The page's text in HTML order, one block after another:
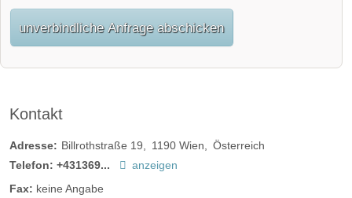
unverbindliche Anfrage abschicken
Kontakt
Adresse: Billrothstraße 19 1190 Wien
Österreich
Telefon: +431369...
anzeigen
Fax: keine Angabe